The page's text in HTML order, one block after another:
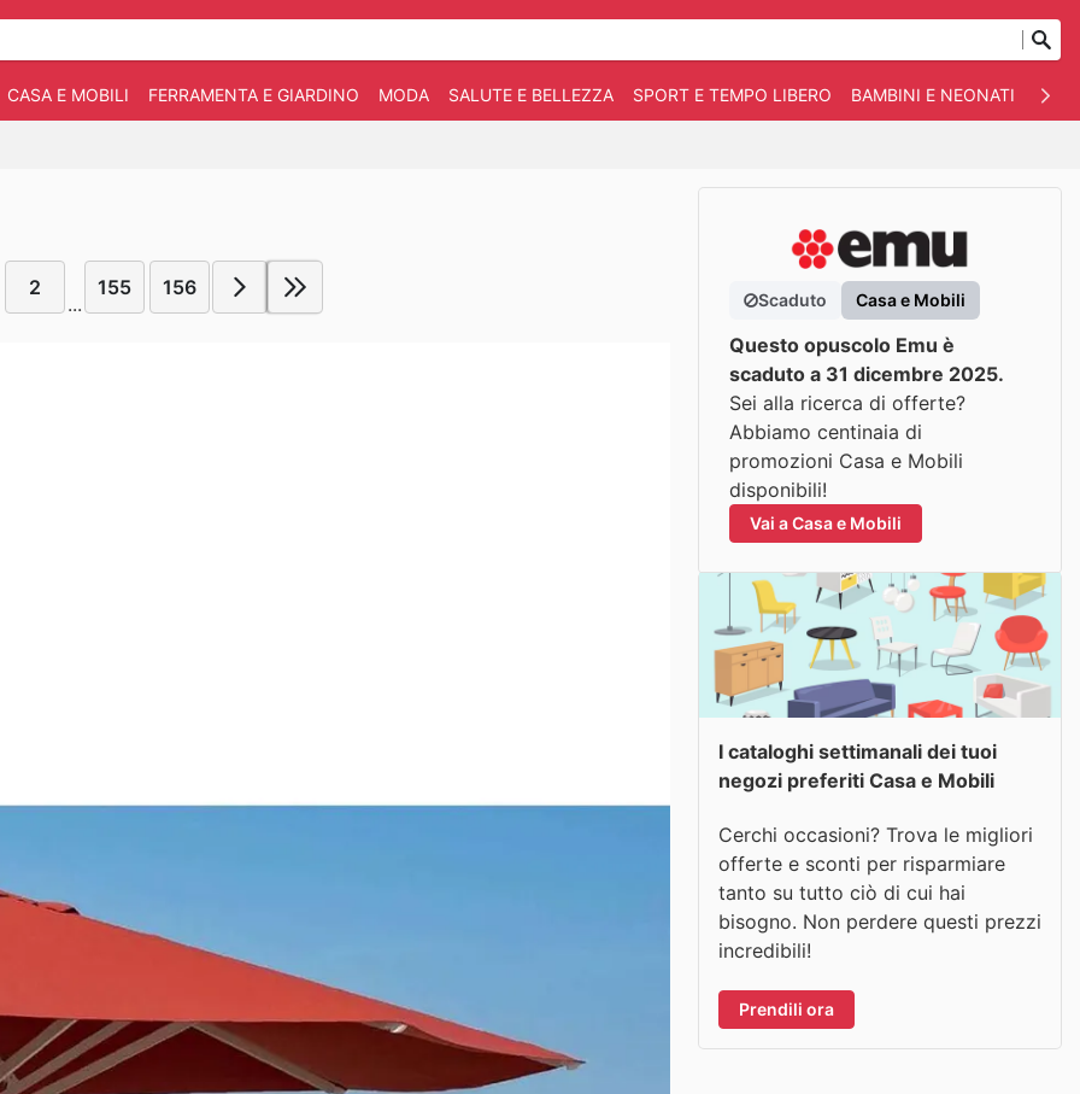
CASA E MOBILI FERRAMENTA E GIARDINO MODA SALUTE E BELLEZZA SPORT E TEMPO LIBERO BAMBINI E NEONATI
2
...
155 156
Scaduto Casa e Mobili
Questo opuscolo Emu è
scaduto a 31 dicembre 2025.
Sei alla ricerca di offerte?
Abbiamo centinaia di
promozioni Casa e Mobili
disponibili!
Vai a Casa e Mobili
I cataloghi settimanali dei tuoi
negozi preferiti Casa e Mobili
Cerchi occasioni? Trova le migliori
offerte e sconti per risparmiare
tanto su tutto ciò di cui hai
bisogno. Non perdere questi prezzi
incredibili!
Prendili ora